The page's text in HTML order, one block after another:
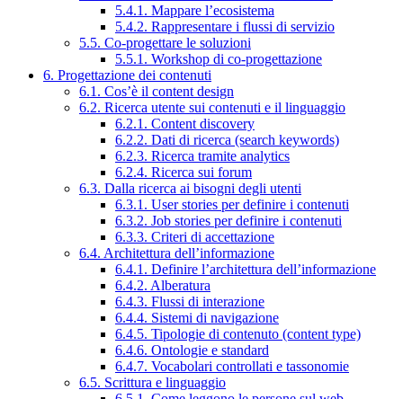
5.4.1. Mappare l’ecosistema
5.4.2. Rappresentare i flussi di servizio
5.5. Co-progettare le soluzioni
5.5.1. Workshop di co-progettazione
6. Progettazione dei contenuti
6.1. Cos’è il content design
6.2. Ricerca utente sui contenuti e il linguaggio
6.2.1. Content discovery
6.2.2. Dati di ricerca (search keywords)
6.2.3. Ricerca tramite analytics
6.2.4. Ricerca sui forum
6.3. Dalla ricerca ai bisogni degli utenti
6.3.1. User stories per definire i contenuti
6.3.2. Job stories per definire i contenuti
6.3.3. Criteri di accettazione
6.4. Architettura dell’informazione
6.4.1. Definire l’architettura dell’informazione
6.4.2. Alberatura
6.4.3. Flussi di interazione
6.4.4. Sistemi di navigazione
6.4.5. Tipologie di contenuto (content type)
6.4.6. Ontologie e standard
6.4.7. Vocabolari controllati e tassonomie
6.5. Scrittura e linguaggio